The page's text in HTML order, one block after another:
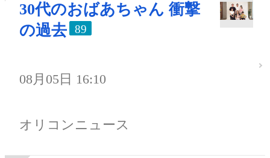
30代のおばあちゃん 衝撃
の過去
89
08月05日 16:10
オリコンニュース